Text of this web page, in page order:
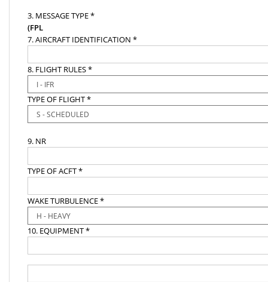
3. MESSAGE TYPE *
(FPL
7. AIRCRAFT IDENTIFICATION *
8. FLIGHT RULES *
TYPE OF FLIGHT *
9. NR
TYPE OF ACFT *
WAKE TURBULENCE *
10. EQUIPMENT *